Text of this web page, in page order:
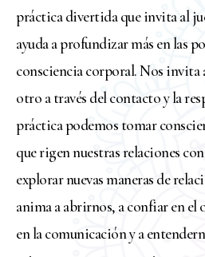
práctica divertida que invita al
ayuda a profundizar más en las
consciencia corporal. Nos invita
otro a través del contacto y la
práctica podemos tomar
que rigen nuestras relaciones
explorar nuevas maneras de
anima a abrirnos, a confiar en el
en la comunicación y a